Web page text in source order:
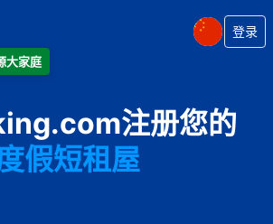
大家庭
登录
注册您的
公寓
酒店
假短租屋